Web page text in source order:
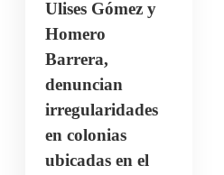
Ulises Gómez y
Homero
Barrera,
denuncian
irregularidades
en colonias
ubicadas en el